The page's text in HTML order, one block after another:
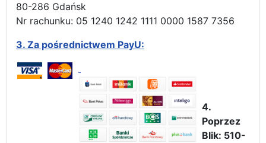
80-286 Gdańsk
Nr rachunku: 05 1240 1242 1111 0000 1587 7356
3. Za pośrednictwem PayU:
4.
Poprzez
Blik: 510-